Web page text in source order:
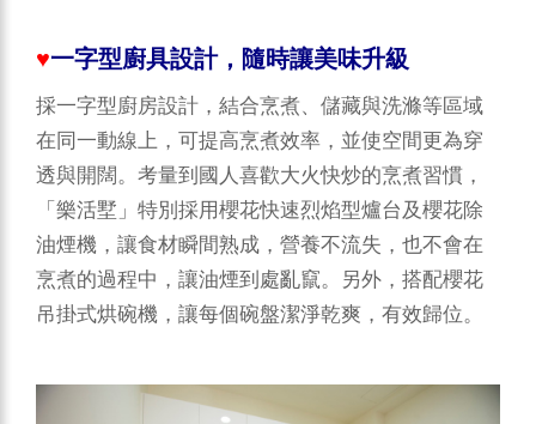
♥一字型廚具設計，隨時讓美味升級
採一字型廚房設計，結合烹煮、儲藏與洗滌等區域
在同一動線上，可提高烹煮效率，並使空間更為穿
透與開闊。考量到國人喜歡大火快炒的烹煮習慣，
「樂活墅」特別採用櫻花快速烈焰型爐台及櫻花除
油煙機，讓食材瞬間熟成，營養不流失，也不會在
烹煮的過程中，讓油煙到處亂竄。另外，搭配櫻花
吊掛式烘碗機，讓每個碗盤潔淨乾爽，有效歸位。